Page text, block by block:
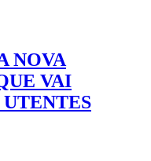
NOVA
VAI